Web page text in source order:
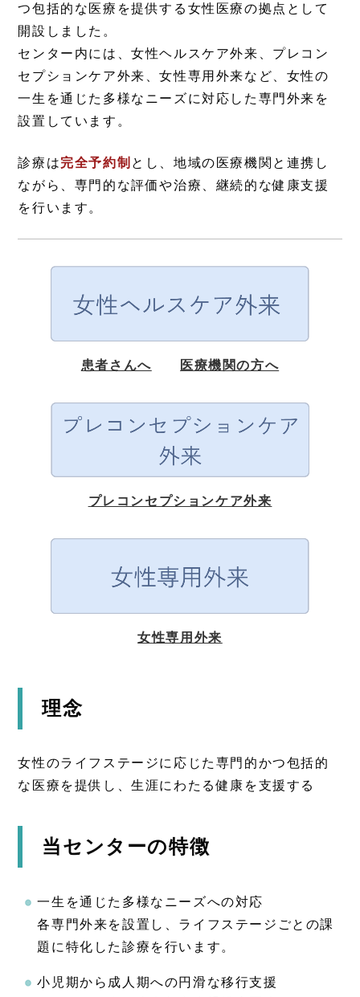
つ包括的な医療を提供する女性医療の拠点として
開設しました。
センター内には、女性ヘルスケア外来、プレコン
セプションケア外来、女性専用外来など、女性の
一生を通じた多様なニーズに対応した専門外来を
設置しています。
診療は完全予約制 とし、地域の医療機関と連携し
ながら、専門的な評価や治療、継続的な健康支援
を行います。
患者さんへ 医療機関の方へ
プレコンセプションケア外来
女性専用外来
理念
女性のライフステージに応じた専門的かつ包括的
な医療を提供し、生涯にわたる健康を支援する
当センターの特徴
一生を通じた多様なニーズへの対応
各専門外来を設置し、ライフステージごとの課
題に特化した診療を行います。
小児期から成人期への円滑な移行支援